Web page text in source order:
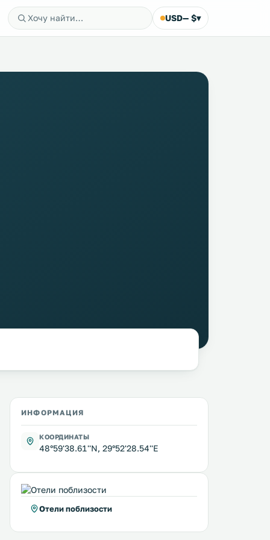
USD— $▾
ИНФОРМАЦИЯ
КООРДИНАТЫ
48°59'38.61''N, 29°52'28.54''E
Отели поблизости